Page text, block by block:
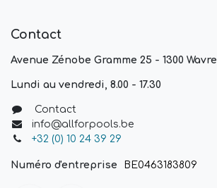
Contact
Avenue Zénobe Gramme 25 - 1300 Wavre
Lundi au vendredi, 8.00 - 17.30
Contact
info@allforpools.be
+32 (0) 10 24 39 29
Numéro d'entreprise BE0463183809